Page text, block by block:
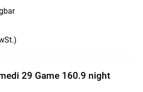
29 Game 160.9 night